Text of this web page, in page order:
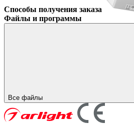
Способы получения заказа
Файлы и программы
Все файлы